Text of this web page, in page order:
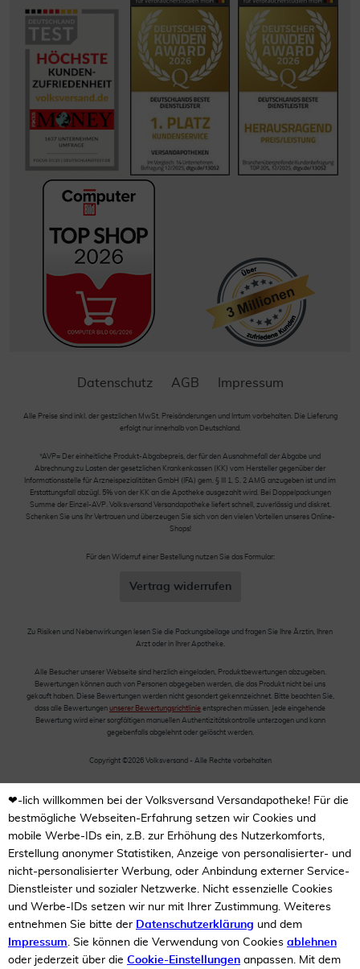
Datenschutz AGB Impressum
Alle Preise sind inkl. der gestzlichen MwSt. Preisänderungen und Irrtum vorbehalten. Die Lieferung
erfolgt nur innerhalb von Deutschland.
*AVP= Der einheitliche Produkt-Abgabepreis, der für den Ausnahmefall der Abgabe und
Abrechnung zu Lasten der gesetzlichen Krankenkassen (KK) vom Hersteller gegenüber der
Informationsstelle für Arzneispezialitäten GmbH (IFA) gem. § III 1, S. 2 AMG anzugeben ist und im
Erstattungsfall abzügl. 5% von der KK an die Apotheke ausgezahlt wird. Bei Doppelpackungen
Summe der Einzel-AVP. Volksversand Versandapotheke liefert schnell, zuverlässig und diskret.
Schenken Sie uns Ihr Vertrauen und überzeugen Sie sich von den vielen Vorteilen unseres Online-
Shops!
Für den Widerruf einer Bestellung nutzen Sie das Formular:
Vertrag widerrufen
Zu Risiken und Nebenwirkungen lesen Sie die Packungsbeilage und fragen Sie Ihre Ärztin, Ihren
Arzt oder in Ihrer Apotheke.
Alle Besucher unserer Webseite sind herzlich eingeladen, Produktbewertungen abzugeben.
Bewertungen können auch von Personen abgegeben werden, die das Produkt nicht bei uns
gekauft haben. Diese Bewertungen werden nicht gesondert gekennzeichnet. Bitte beachten Sie,
dass alle Bewertungen unserer Bewertungsrichtlinie entsprechen müssen. Jede eingehende
Bewertung wird einer sorgfältigen manuellen Authentizitätskontrolle unterzogen und kann
gegebenfalls abgelehnt oder gelöscht werden.
Copyright ©2026 Volksversand - Alle Rechte vorbehalten
❤-lich willkommen bei der Volksversand Versandapotheke! Für die
bestmögliche Webseiten-Erfahrung setzen wir Cookies und
mobile Werbe-IDs ein, z.B. zur Erhöhung des Nutzerkomforts,
Erstellung anonymer Statistiken, Anzeige von personalisierter- und
nicht-personalisierter Werbung, oder Anbindung externer Service-
Dienstleister und sozialer Netzwerke. Nicht essenzielle Cookies
und Werbe-IDs setzen wir nur mit Ihrer Zustimmung. Weiteres
entnehmen Sie bitte der Datenschutzerklärung und dem
Impressum. Sie können die Verwendung von Cookies ablehnen
oder jederzeit über die Cookie-Einstellungen anpassen. Mit dem